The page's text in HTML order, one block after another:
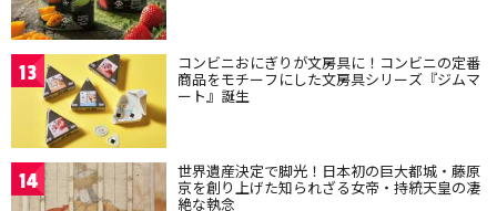
13 コンビニおにぎりが文房具に！コンビニの定番
商品をモチーフにした文房具シリーズ『ジムマ
ート』誕生
14 世界遺産決定で脚光！日本初の巨大都城・藤原
京を創り上げた知られざる女帝・持統天皇の凄
絶な執念